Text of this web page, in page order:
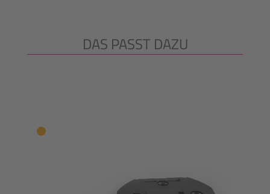
Produktgalerie überspringen
DAS PASST DAZU